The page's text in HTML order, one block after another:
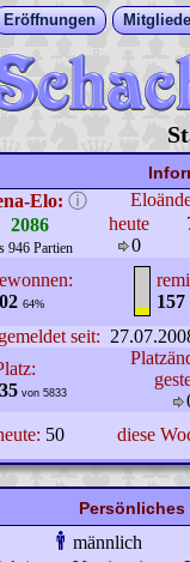
Eröffnungen
Elo: ⓘ
2086
946 Partien
heute
0
64%
157
seit:
35 von 5833
50 diese
männlich